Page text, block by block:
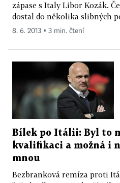
zápase s Italy Libor Kozák.
dostal do několika slibných
8. 6. 2013 ▪ 3 min. čtení
Bílek po Itálii: Byl to
kvalifikaci a možná i
mnou
Bezbranková remíza proti